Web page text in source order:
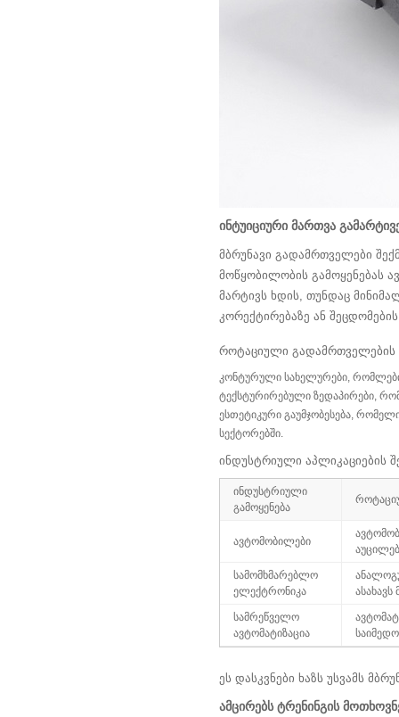
ინტუიციური მართვა
მბრუნავი გადამრთველები
მოწყობილობის გამოყენებას
მარტივს ხდის, თუნდაც
კორექტირებაზე ან
როტაციული გადამრთველების
კონტურული სახელურები,
ტექსტურირებული ზედაპირები,
ესთეტიკური გაუმჯობესება,
სექტორებში.
ინდუსტრიული აპლიკაციების
ინდუსტრიული
გამოყენება
ავტომობილები
სამომხმარებლო
ელექტრონიკა
სამრეწველო
ავტომატიზაცია
ეს დასკვნები ხაზს უსვამს
ამცირებს ტრენინგის